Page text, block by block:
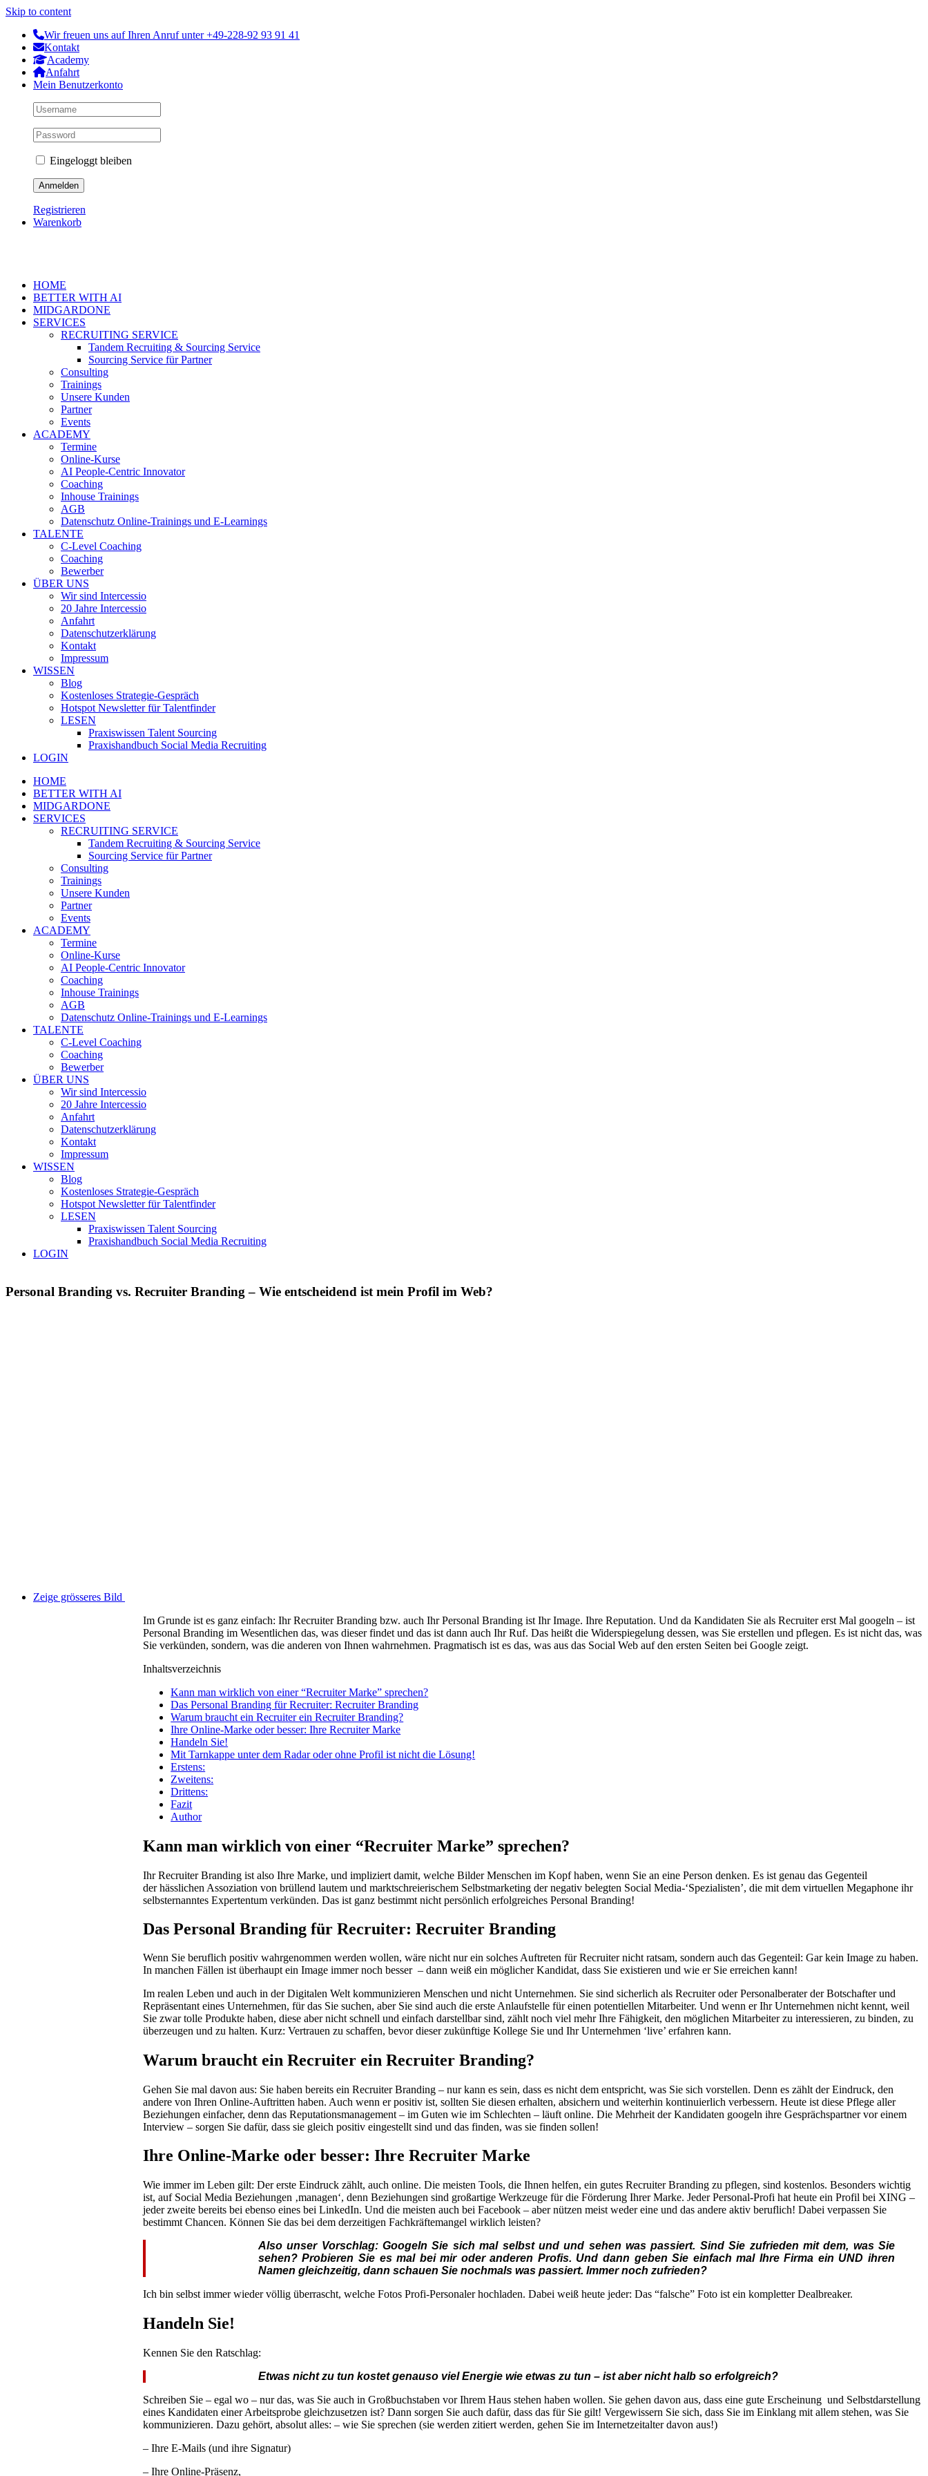
Skip to content
Wir freuen uns auf Ihren Anruf unter +49-228-92 93 91 41
Kontakt
Academy
Anfahrt
Mein Benutzerkonto
Eingeloggt bleiben
Registrieren
Warenkorb
HOME
BETTER WITH AI
MIDGARDONE
SERVICES
RECRUITING SERVICE
Tandem Recruiting & Sourcing Service
Sourcing Service für Partner
Consulting
Trainings
Unsere Kunden
Partner
Events
ACADEMY
Termine
Online-Kurse
AI People-Centric Innovator
Coaching
Inhouse Trainings
AGB
Datenschutz Online-Trainings und E-Learnings
TALENTE
C-Level Coaching
Coaching
Bewerber
ÜBER UNS
Wir sind Intercessio
20 Jahre Intercessio
Anfahrt
Datenschutzerklärung
Kontakt
Impressum
WISSEN
Blog
Kostenloses Strategie-Gespräch
Hotspot Newsletter für Talentfinder
LESEN
Praxiswissen Talent Sourcing
Praxishandbuch Social Media Recruiting
LOGIN
HOME
BETTER WITH AI
MIDGARDONE
SERVICES
RECRUITING SERVICE
Tandem Recruiting & Sourcing Service
Sourcing Service für Partner
Consulting
Trainings
Unsere Kunden
Partner
Events
ACADEMY
Termine
Online-Kurse
AI People-Centric Innovator
Coaching
Inhouse Trainings
AGB
Datenschutz Online-Trainings und E-Learnings
TALENTE
C-Level Coaching
Coaching
Bewerber
ÜBER UNS
Wir sind Intercessio
20 Jahre Intercessio
Anfahrt
Datenschutzerklärung
Kontakt
Impressum
WISSEN
Blog
Kostenloses Strategie-Gespräch
Hotspot Newsletter für Talentfinder
LESEN
Praxiswissen Talent Sourcing
Praxishandbuch Social Media Recruiting
LOGIN
Personal Branding vs. Recruiter Branding – Wie entscheidend ist mein Profil im Web?
Zeige grösseres Bild
Im Grunde ist es ganz einfach: Ihr Recruiter Branding bzw. auch Ihr Personal Branding ist Ihr Image. Ihre Reputation. Und da Kandidaten Sie als Recruiter erst Mal googeln – ist
Personal Branding im Wesentlichen das, was dieser findet und das ist dann auch Ihr Ruf. Das heißt die Widerspiegelung dessen, was Sie erstellen und pflegen. Es ist nicht das, was
Sie verkünden, sondern, was die anderen von Ihnen wahrnehmen. Pragmatisch ist es das, was aus das Social Web auf den ersten Seiten bei Google zeigt.
Inhaltsverzeichnis
Kann man wirklich von einer “Recruiter Marke” sprechen?
Das Personal Branding für Recruiter: Recruiter Branding
Warum braucht ein Recruiter ein Recruiter Branding?
Ihre Online-Marke oder besser: Ihre Recruiter Marke
Handeln Sie!
Mit Tarnkappe unter dem Radar oder ohne Profil ist nicht die Lösung!
Erstens:
Zweitens:
Drittens:
Fazit
Author
Kann man wirklich von einer “Recruiter Marke” sprechen?
Ihr Recruiter Branding ist also Ihre Marke, und impliziert damit, welche Bilder Menschen im Kopf haben, wenn Sie an eine Person denken. Es ist genau das Gegenteil
der hässlichen Assoziation von brüllend lautem und marktschreierischem Selbstmarketing der negativ belegten Social Media-‘Spezialisten’, die mit dem virtuellen Megaphone ihr
selbsternanntes Expertentum verkünden. Das ist ganz bestimmt nicht persönlich erfolgreiches Personal Branding!
Das Personal Branding für Recruiter: Recruiter Branding
Wenn Sie beruflich positiv wahrgenommen werden wollen, wäre nicht nur ein solches Auftreten für Recruiter nicht ratsam, sondern auch das Gegenteil: Gar kein Image zu haben.
In manchen Fällen ist überhaupt ein Image immer noch besser – dann weiß ein möglicher Kandidat, dass Sie existieren und wie er Sie erreichen kann!
Im realen Leben und auch in der Digitalen Welt kommunizieren Menschen und nicht Unternehmen. Sie sind sicherlich als Recruiter oder Personalberater der Botschafter und
Repräsentant eines Unternehmen, für das Sie suchen, aber Sie sind auch die erste Anlaufstelle für einen potentiellen Mitarbeiter. Und wenn er Ihr Unternehmen nicht kennt, weil
Sie zwar tolle Produkte haben, diese aber nicht schnell und einfach darstellbar sind, zählt noch viel mehr Ihre Fähigkeit, den möglichen Mitarbeiter zu interessieren, zu binden, zu
überzeugen und zu halten. Kurz: Vertrauen zu schaffen, bevor dieser zukünftige Kollege Sie und Ihr Unternehmen ‘live’ erfahren kann.
Warum braucht ein Recruiter ein Recruiter Branding?
Gehen Sie mal davon aus: Sie haben bereits ein Recruiter Branding – nur kann es sein, dass es nicht dem entspricht, was Sie sich vorstellen. Denn es zählt der Eindruck, den
andere von Ihren Online-Auftritten haben. Auch wenn er positiv ist, sollten Sie diesen erhalten, absichern und weiterhin kontinuierlich verbessern. Heute ist diese Pflege aller
Beziehungen einfacher, denn das Reputationsmanagement – im Guten wie im Schlechten – läuft online. Die Mehrheit der Kandidaten googeln ihre Gesprächspartner vor einem
Interview – sorgen Sie dafür, dass sie gleich positiv eingestellt sind und das finden, was sie finden sollen!
Ihre Online-Marke oder besser: Ihre Recruiter Marke
Wie immer im Leben gilt: Der erste Eindruck zählt, auch online. Die meisten Tools, die Ihnen helfen, ein gutes Recruiter Branding zu pflegen, sind kostenlos. Besonders wichtig
ist, auf Social Media Beziehungen ‚managen‘, denn Beziehungen sind großartige Werkzeuge für die Förderung Ihrer Marke. Jeder Personal-Profi hat heute ein Profil bei XING –
jeder zweite bereits bei ebenso eines bei LinkedIn. Und die meisten auch bei Facebook – aber nützen meist weder eine und das andere aktiv beruflich! Dabei verpassen Sie
bestimmt Chancen. Können Sie das bei dem derzeitigen Fachkräftemangel wirklich leisten?
Also unser Vorschlag: Googeln Sie sich mal selbst und und sehen was passiert. Sind Sie zufrieden mit dem, was Sie
sehen? Probieren Sie es mal bei mir oder anderen Profis. Und dann geben Sie einfach mal Ihre Firma ein UND ihren
Namen gleichzeitig, dann schauen Sie nochmals was passiert. Immer noch zufrieden?
Ich bin selbst immer wieder völlig überrascht, welche Fotos Profi-Personaler hochladen. Dabei weiß heute jeder: Das “falsche” Foto ist ein kompletter Dealbreaker.
Handeln Sie!
Kennen Sie den Ratschlag:
Etwas nicht zu tun kostet genauso viel Energie wie etwas zu tun – ist aber nicht halb so erfolgreich?
Schreiben Sie – egal wo – nur das, was Sie auch in Großbuchstaben vor Ihrem Haus stehen haben wollen. Sie gehen davon aus, dass eine gute Erscheinung und Selbstdarstellung
eines Kandidaten einer Arbeitsprobe gleichzusetzen ist? Dann sorgen Sie auch dafür, dass das für Sie gilt! Vergewissern Sie sich, dass Sie im Einklang mit allem stehen, was Sie
kommunizieren. Dazu gehört, absolut alles: – wie Sie sprechen (sie werden zitiert werden, gehen Sie im Internetzeitalter davon aus!)
– Ihre E-Mails (und ihre Signatur)
– Ihre Online-Präsenz,